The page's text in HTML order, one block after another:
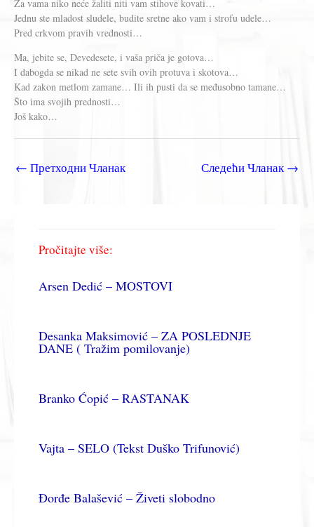
Za vama niko neće žaliti niti vam stihove kovati…
Jednu ste mladost sludele, budite sretne ako vam i strofu udele…
Pred crkvom pravih vrednosti…
Ma, jebite se, Devedesete, i vaša priča je gotova…
I dabogda se nikad ne sete svih ovih protuva i skotova…
Kad zakon metlom zamane… Ili ih pusti da se međusobno tamane…
Što ima svojih prednosti…
Još kako…
← Претходни Чланак Следећи Чланак→
Pročitajte više:
Arsen Dedić – MOSTOVI
Desanka Maksimović – ZA POSLEDNJE
DANE ( Tražim pomilovanje)
Branko Ćopić – RASTANAK
Vajta – SELO (Tekst Duško Trifunović)
Đorđe Balašević – Živeti slobodno